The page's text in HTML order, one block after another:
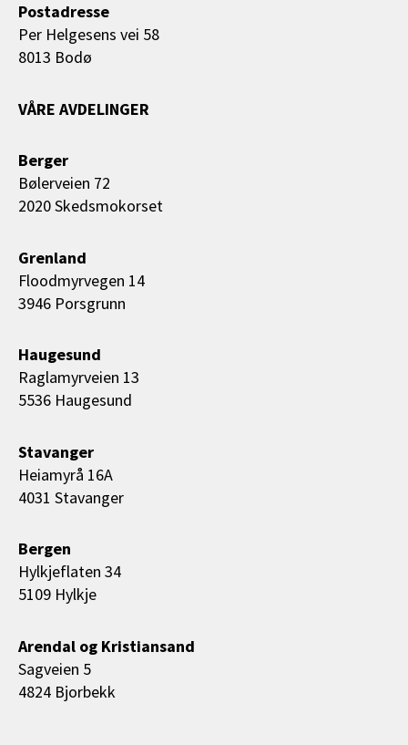
Postadresse
Per Helgesens vei 58
8013 Bodø
VÅRE AVDELINGER
Berger
Bølerveien 72
2020 Skedsmokorset
Grenland
Floodmyrvegen 14
3946 Porsgrunn
Haugesund
Raglamyrveien 13
5536 Haugesund
Stavanger
Heiamyrå 16A
4031 Stavanger
Bergen
Hylkjeflaten 34
5109 Hylkje
Arendal og Kristiansand
Sagveien 5
4824 Bjorbekk